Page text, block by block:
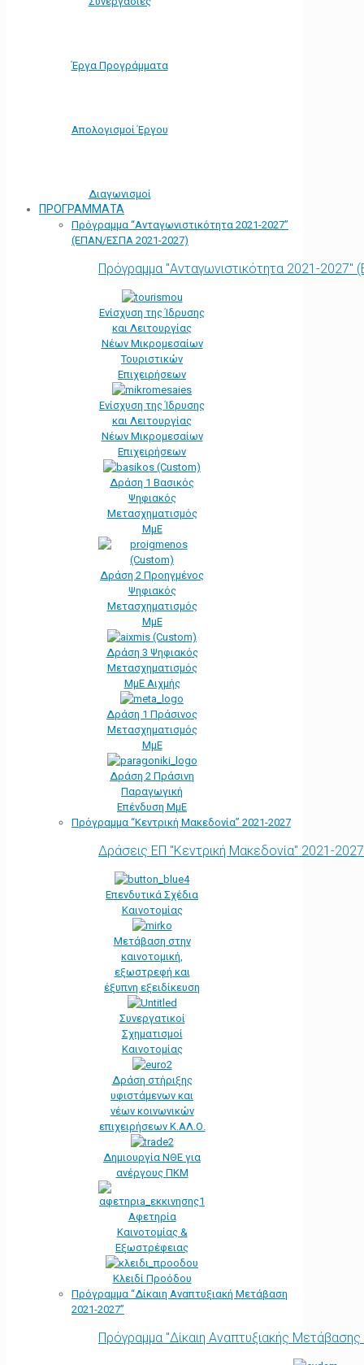
Έργα Προγράμματα
Απολογισμοί Έργου
Διαγωνισμοί
ΠΡΟΓΡΑΜΜΑΤΑ
Πρόγραμμα “Ανταγωνιστικότητα 2021-2027”
(ΕΠΑΝ/ΕΣΠΑ 2021-2027)
Πρόγραμμα "Ανταγωνιστικότητα 2021-
Ενίσχυση της Ίδρυσης
και Λειτουργίας
Νέων Μικρομεσαίων
Τουριστικών
Επιχειρήσεων
Ενίσχυση της Ίδρυσης
και Λειτουργίας
Νέων Μικρομεσαίων
Επιχειρήσεων
Δράση 1 Βασικός
Ψηφιακός
Μετασχηματισμός
ΜμΕ
Δράση 2 Προηγμένος
Ψηφιακός
Μετασχηματισμός
ΜμΕ
Δράση 3 Ψηφιακός
Μετασχηματισμός
ΜμΕ Αιχμής
Δράση 1 Πράσινος
Μετασχηματισμός
ΜμΕ
Δράση 2 Πράσινη
Παραγωγική
Επένδυση ΜμΕ
Πρόγραμμα “Κεντρική Μακεδονία” 2021-2027
Δράσεις ΕΠ "Κεντρική Μακεδονία" 2021-2027
Επενδυτικά Σχέδια
Καινοτομίας
Μετάβαση στην
καινοτομική,
εξωστρεφή και
έξυπνη εξειδίκευση
Συνεργατικοί
Σχηματισμοί
Καινοτομίας
Δράση στήριξης
υφιστάμενων και
νέων κοινωνικών
επιχειρήσεων Κ.ΑΛ.Ο.
Δημιουργία ΝΘΕ για
ανέργους ΠΚΜ
Αφετηρία
Kαινοτομίας &
Εξωστρέφειας
Κλειδί Προόδου
Πρόγραμμα “Δίκαιη Αναπτυξιακή Μετάβαση
2021-2027”
Πρόγραμμα "Δίκαιη Αναπτυξιακής